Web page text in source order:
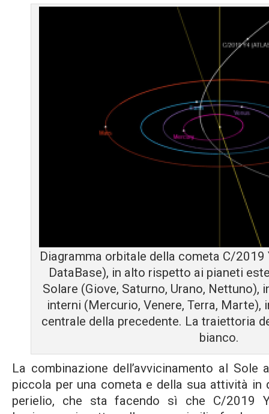
Diagramma orbitale della cometa C/
DataBase), in alto rispetto ai pianeti
Solare (Giove, Saturno, Urano, Nettuno),
interni (Mercurio, Venere, Terra, Marte),
centrale della precedente. La traiettoria
bianco.
La combinazione dell’avvicinamento al Sole
piccola per una cometa e della sua attività in
perielio, che sta facendo sì che C/2019